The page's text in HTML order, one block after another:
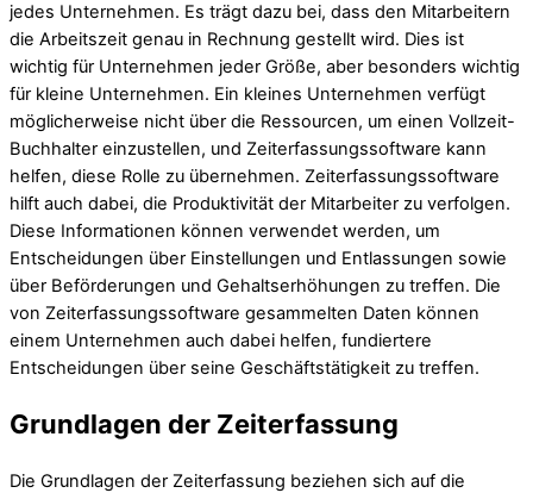
jedes Unternehmen. Es trägt dazu bei, dass den Mitarbeitern
die Arbeitszeit genau in Rechnung gestellt wird. Dies ist
wichtig für Unternehmen jeder Größe, aber besonders wichtig
für kleine Unternehmen. Ein kleines Unternehmen verfügt
möglicherweise nicht über die Ressourcen, um einen Vollzeit-
Buchhalter einzustellen, und Zeiterfassungssoftware kann
helfen, diese Rolle zu übernehmen. Zeiterfassungssoftware
hilft auch dabei, die Produktivität der Mitarbeiter zu verfolgen.
Diese Informationen können verwendet werden, um
Entscheidungen über Einstellungen und Entlassungen sowie
über Beförderungen und Gehaltserhöhungen zu treffen. Die
von Zeiterfassungssoftware gesammelten Daten können
einem Unternehmen auch dabei helfen, fundiertere
Entscheidungen über seine Geschäftstätigkeit zu treffen.
Grundlagen der Zeiterfassung
Die Grundlagen der Zeiterfassung beziehen sich auf die